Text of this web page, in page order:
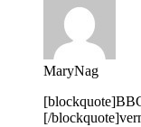
MaryNag
[/